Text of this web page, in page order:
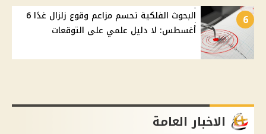
6
البحوث الفلكية تحسم مزاعم وقوع زلزال غدًا 6
أغسطس: لا دليل علمي على التوقعات
الاخبار العامة